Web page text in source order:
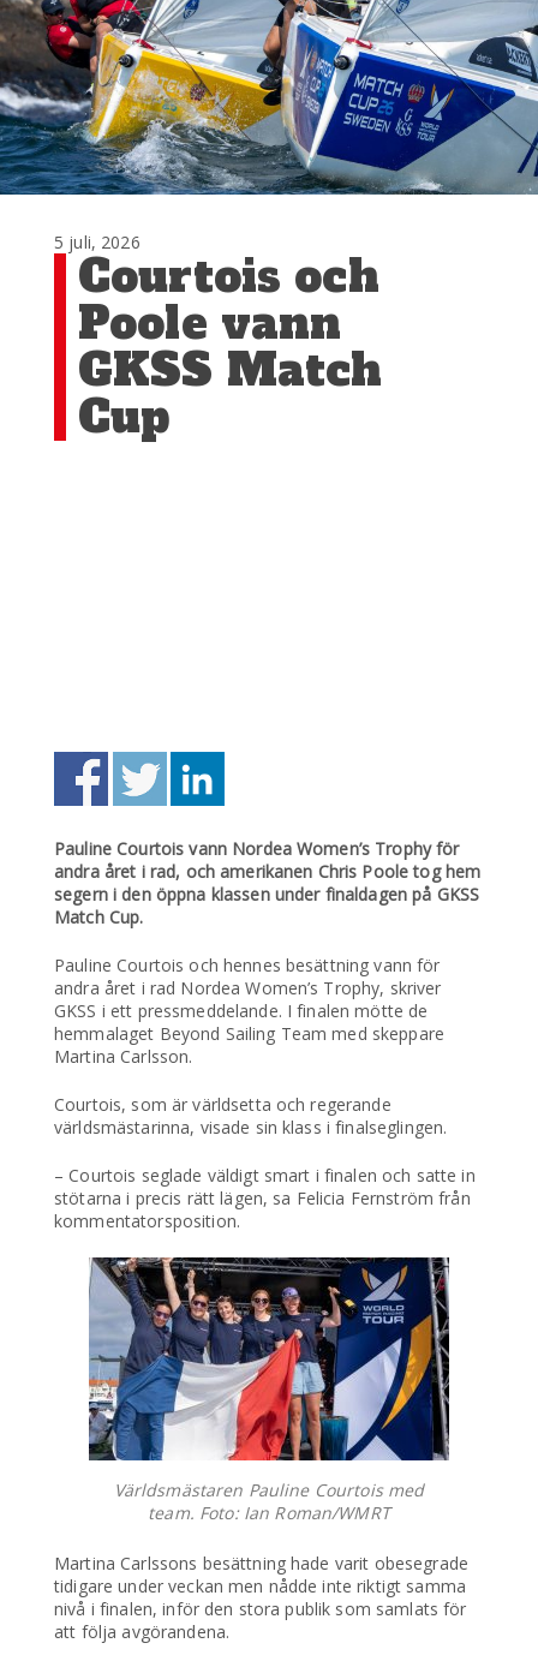
5 juli, 2026
Courtois och
Poole vann
GKSS Match
Cup
Pauline Courtois vann Nordea Women’s Trophy för
andra året i rad, och amerikanen Chris Poole tog hem
segern i den öppna klassen under finaldagen på GKSS
Match Cup.
Pauline Courtois och hennes besättning vann för
andra året i rad Nordea Women’s Trophy, skriver
GKSS i ett pressmeddelande. I finalen mötte de
hemmalaget Beyond Sailing Team med skeppare
Martina Carlsson.
Courtois, som är världsetta och regerande
världsmästarinna, visade sin klass i finalseglingen.
– Courtois seglade väldigt smart i finalen och satte in
stötarna i precis rätt lägen, sa Felicia Fernström från
kommentatorsposition.
Världsmästaren Pauline Courtois med
team. Foto: Ian Roman/WMRT
Martina Carlssons besättning hade varit obesegrade
tidigare under veckan men nådde inte riktigt samma
nivå i finalen, inför den stora publik som samlats för
att följa avgörandena.